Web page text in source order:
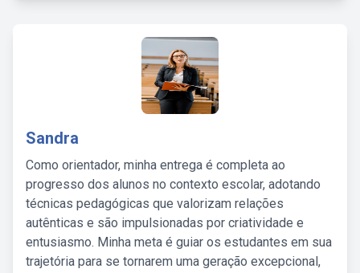
Sandra
Como orientador, minha entrega é completa ao
progresso dos alunos no contexto escolar, adotando
técnicas pedagógicas que valorizam relações
autênticas e são impulsionadas por criatividade e
entusiasmo. Minha meta é guiar os estudantes em sua
trajetória para se tornarem uma geração excepcional,